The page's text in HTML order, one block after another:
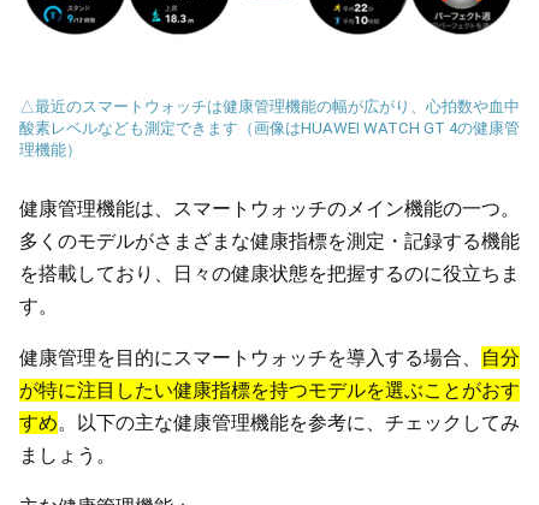
△最近のスマートウォッチは健康管理機能の幅が広がり、心拍数や血中
酸素レベルなども測定できます（画像はHUAWEI WATCH GT 4の健康管
理機能）
健康管理機能は、スマートウォッチのメイン機能の一つ。
多くのモデルがさまざまな健康指標を測定・記録する機能
を搭載しており、日々の健康状態を把握するのに役立ちま
す。
健康管理を目的にスマートウォッチを導入する場合、
自分
が特に注目したい健康指標を持つモデルを選ぶことがおす
すめ。以下の主な健康管理機能を参考に、チェックしてみ
ましょう。